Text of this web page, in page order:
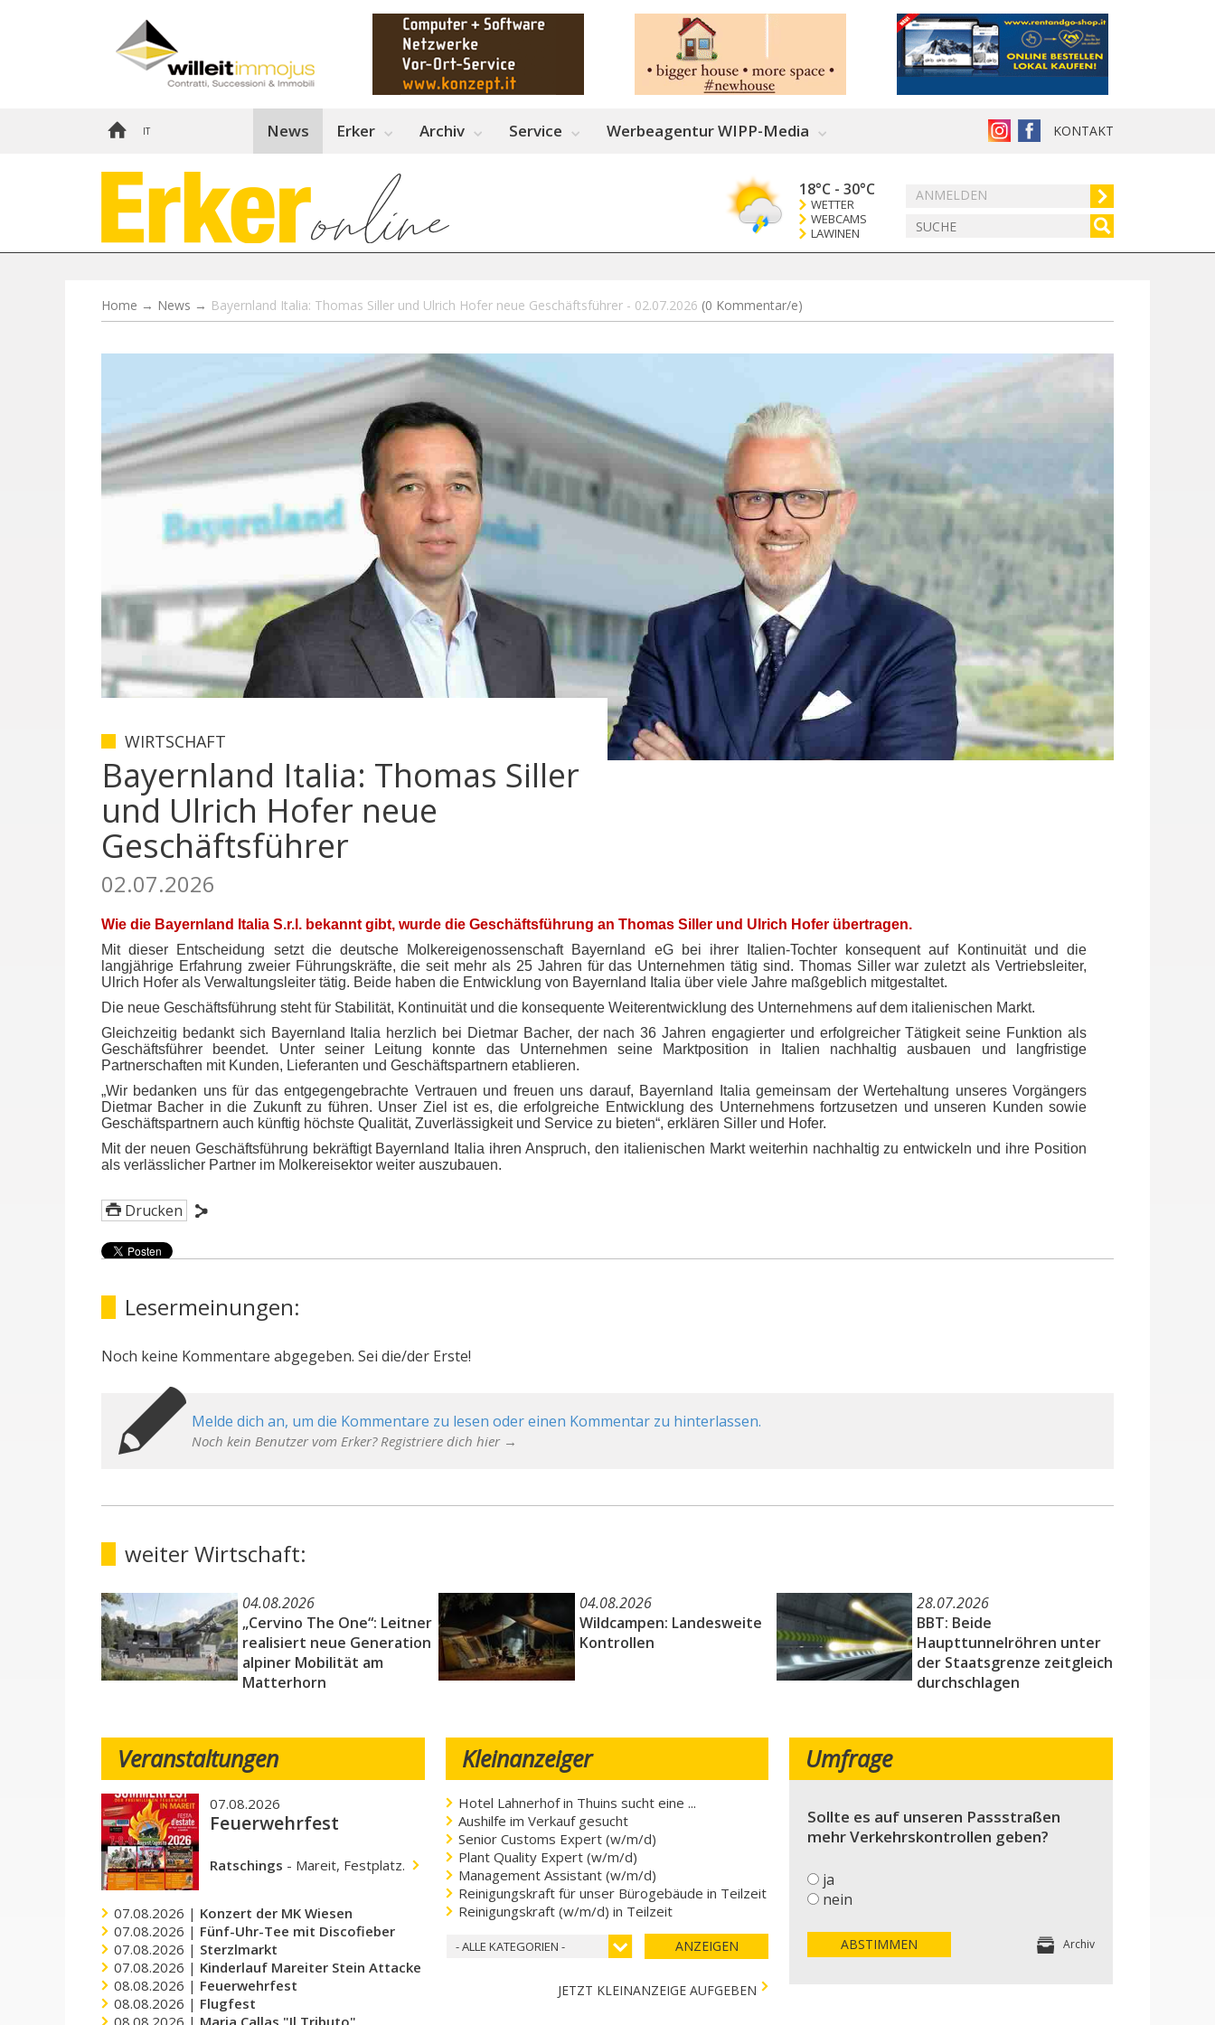
IT KONTAKT
News Erker Archiv Service Werbeagentur WIPP-Media
ANMELDEN
18°C - 30°C
WETTER
WEBCAMS
LAWINEN
Home → News → Bayernland Italia: Thomas Siller und Ulrich Hofer neue Geschäftsführer - 02.07.2026 (0 Kommentar/e)
WIRTSCHAFT
Bayernland Italia: Thomas Siller
und Ulrich Hofer neue
Geschäftsführer
02.07.2026
Wie die Bayernland Italia S.r.l. bekannt gibt, wurde die Geschäftsführung an Thomas Siller und Ulrich Hofer übertragen.
Mit dieser Entscheidung setzt die deutsche Molkereigenossenschaft Bayernland eG bei ihrer Italien-Tochter konsequent auf Kontinuität und die
langjährige Erfahrung zweier Führungskräfte, die seit mehr als 25 Jahren für das Unternehmen tätig sind. Thomas Siller war zuletzt als Vertriebsleiter,
Ulrich Hofer als Verwaltungsleiter tätig. Beide haben die Entwicklung von Bayernland Italia über viele Jahre maßgeblich mitgestaltet.
Die neue Geschäftsführung steht für Stabilität, Kontinuität und die konsequente Weiterentwicklung des Unternehmens auf dem italienischen Markt.
Gleichzeitig bedankt sich Bayernland Italia herzlich bei Dietmar Bacher, der nach 36 Jahren engagierter und erfolgreicher Tätigkeit seine Funktion als
Geschäftsführer beendet. Unter seiner Leitung konnte das Unternehmen seine Marktposition in Italien nachhaltig ausbauen und langfristige
Partnerschaften mit Kunden, Lieferanten und Geschäftspartnern etablieren.
„Wir bedanken uns für das entgegengebrachte Vertrauen und freuen uns darauf, Bayernland Italia gemeinsam der Wertehaltung unseres Vorgängers
Dietmar Bacher in die Zukunft zu führen. Unser Ziel ist es, die erfolgreiche Entwicklung des Unternehmens fortzusetzen und unseren Kunden sowie
Geschäftspartnern auch künftig höchste Qualität, Zuverlässigkeit und Service zu bieten“, erklären Siller und Hofer.
Mit der neuen Geschäftsführung bekräftigt Bayernland Italia ihren Anspruch, den italienischen Markt weiterhin nachhaltig zu entwickeln und ihre Position
als verlässlicher Partner im Molkereisektor weiter auszubauen.
Drucken
Lesermeinungen:
Noch keine Kommentare abgegeben. Sei die/der Erste!
Melde dich an, um die Kommentare zu lesen oder einen Kommentar zu hinterlassen.
Noch kein Benutzer vom Erker? Registriere dich hier →
weiter Wirtschaft:
04.08.2026
„Cervino The One“: Leitner
realisiert neue Generation
alpiner Mobilität am
Matterhorn
04.08.2026
Wildcampen: Landesweite
Kontrollen
28.07.2026
BBT: Beide
Haupttunnelröhren unter
der Staatsgrenze zeitgleich
durchschlagen
Veranstaltungen
07.08.2026
Feuerwehrfest
Ratschings - Mareit, Festplatz.
07.08.2026 | Konzert der MK Wiesen
07.08.2026 | Fünf-Uhr-Tee mit Discofieber
07.08.2026 | Sterzlmarkt
07.08.2026 | Kinderlauf Mareiter Stein Attacke
08.08.2026 | Feuerwehrfest
08.08.2026 | Flugfest
Kleinanzeiger
Hotel Lahnerhof in Thuins sucht eine ...
Aushilfe im Verkauf gesucht
Senior Customs Expert (w/m/d)
Plant Quality Expert (w/m/d)
Management Assistant (w/m/d)
Reinigungskraft für unser Bürogebäude in Teilzeit
Reinigungskraft (w/m/d) in Teilzeit
- ALLE KATEGORIEN - ANZEIGEN
JETZT KLEINANZEIGE AUFGEBEN
Umfrage
Sollte es auf unseren Passstraßen
mehr Verkehrskontrollen geben?
ja
nein
ABSTIMMEN Archiv